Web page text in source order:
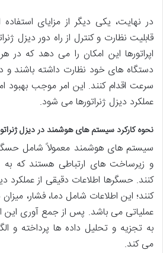
در نهایت، یکی دیگر از مزایای
قابلیت نظارت و کنترل از راه دور دیزل
اپراتورها این امکان را می دهد که در
دستگاه های خود نظارت داشته باشند
سرعت اقدام کنند. این امر موجب بهبود
عملکرد دیزل ژنراتورها می شود.
نحوه کارکرد سیستم های هوشمند در دیزل
سیستم های هوشمند معمولاً شامل
و زیرساخت های ارتباطی هستند که
کنند. حسگرها اطلاعات دقیقی از عملکرد
کنند؛ این اطلاعات شامل دما، فشار،
عملیاتی می باشد. پس از جمع آوری این
به تجزیه و تحلیل داده ها پرداخته و
می کند.